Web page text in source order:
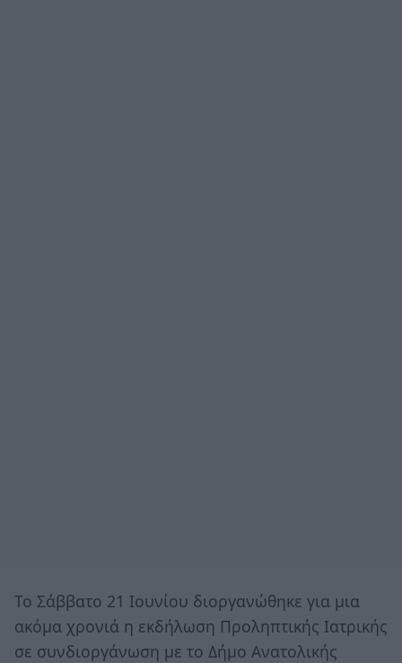
Το Σάββατο 21 Ιουνίου διοργανώθηκε για μια
ακόμα χρονιά η εκδήλωση Προληπτικής Ιατρικής
σε συνδιοργάνωση με το Δήμο Ανατολικής